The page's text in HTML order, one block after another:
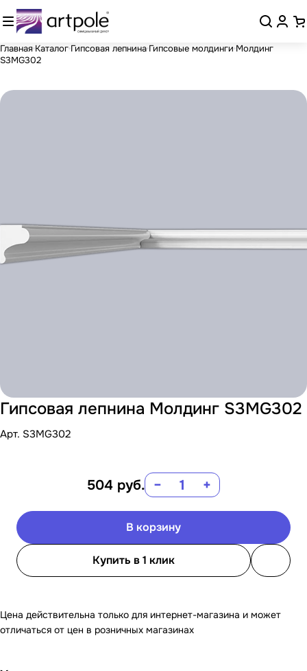
Главная Каталог Гипсовая лепнина Гипсовые молдинги Молдинг
S3MG302
Гипсовая лепнина Молдинг S3MG302
Арт. S3MG302
504 руб. − +
В корзину
Купить в 1 клик
Цена действительна только для интернет-магазина и может
отличаться от цен в розничных магазинах